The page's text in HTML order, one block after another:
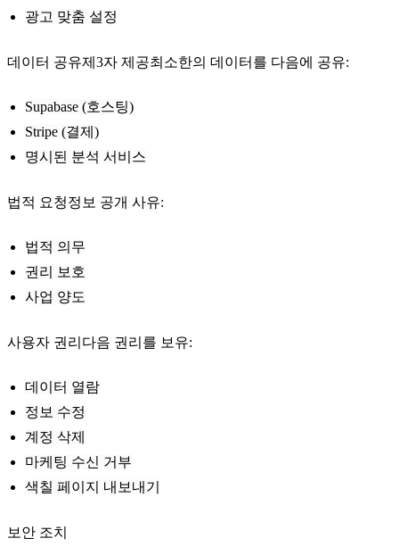
광고 맞춤 설정
데이터 공유제3자 제공최소한의 데이터를 다음에 공유:
Supabase (호스팅)
Stripe (결제)
명시된 분석 서비스
법적 요청정보 공개 사유:
법적 의무
권리 보호
사업 양도
사용자 권리다음 권리를 보유:
데이터 열람
정보 수정
계정 삭제
마케팅 수신 거부
색칠 페이지 내보내기
보안 조치